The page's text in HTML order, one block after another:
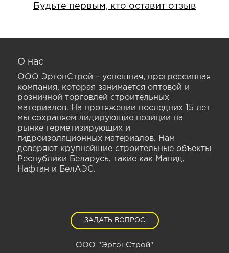
Будьте первым, кто оставит отзыв
О нас
ООО ЭргонСтрой – успешная, прогрессивная
компания, которая занимается оптовой и
розничной торговлей строительных
материалов. На протяжении последних 15 лет
мы сохраняем лидирующие позиции на
рынке герметизирующих и
гидроизоляционных материалов. Нам
доверяют крупнейшие строительные объекты
Республики Беларусь, такие как Мапид,
Нафтан и БелАЭС.
ЗАДАТЬ ВОПРОС
ООО "ЭргонСтрой"